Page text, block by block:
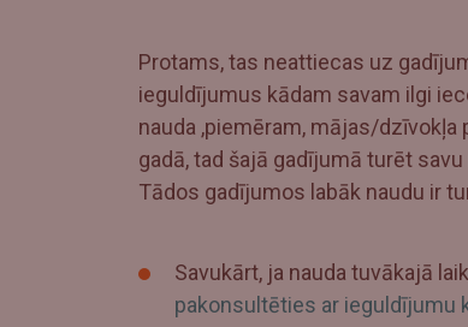
Protams, tas neattiecas uz
ieguldījumus kādam savam ilgi
nauda ,piemēram, mājas/
gadā, tad šajā gadījumā turēt
Tādos gadījumos labāk naudu ir
Savukārt, ja nauda tuvākajā
pakonsultēties ar ieguldījumu